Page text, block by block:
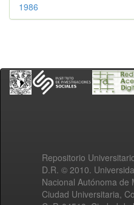
1986
Repositorio
D.R. © 2010.
Nacional Autónoma de
Ciudad Universitaria,